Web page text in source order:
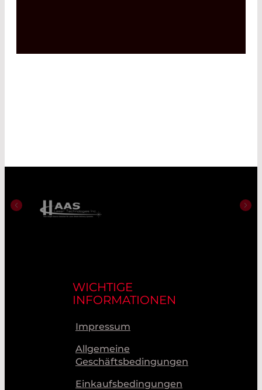
WICHTIGE
INFORMATIONEN
Impressum
Allgemeine
Geschäftsbedingungen
Einkaufsbedingungen